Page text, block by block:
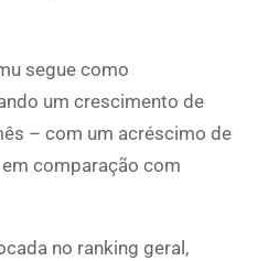
segue como
um crescimento de
– com um acréscimo de
comparação com
no ranking geral,